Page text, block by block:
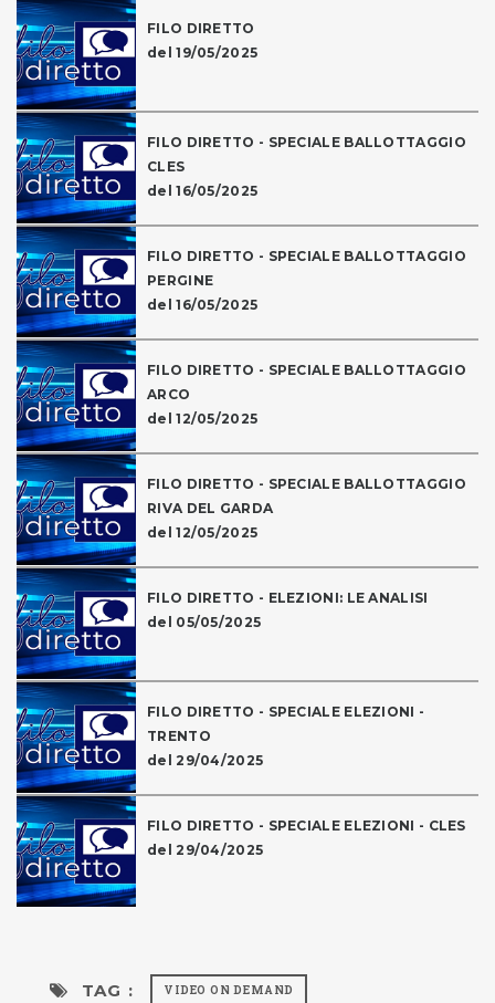
FILO DIRETTO
del 19/05/2025
FILO DIRETTO - SPECIALE BALLOTTAGGIO
CLES
del 16/05/2025
FILO DIRETTO - SPECIALE BALLOTTAGGIO
PERGINE
del 16/05/2025
FILO DIRETTO - SPECIALE BALLOTTAGGIO
ARCO
del 12/05/2025
FILO DIRETTO - SPECIALE BALLOTTAGGIO
RIVA DEL GARDA
del 12/05/2025
FILO DIRETTO - ELEZIONI: LE ANALISI
del 05/05/2025
FILO DIRETTO - SPECIALE ELEZIONI -
TRENTO
del 29/04/2025
FILO DIRETTO - SPECIALE ELEZIONI - CLES
del 29/04/2025
TAG : VIDEO ON DEMAND